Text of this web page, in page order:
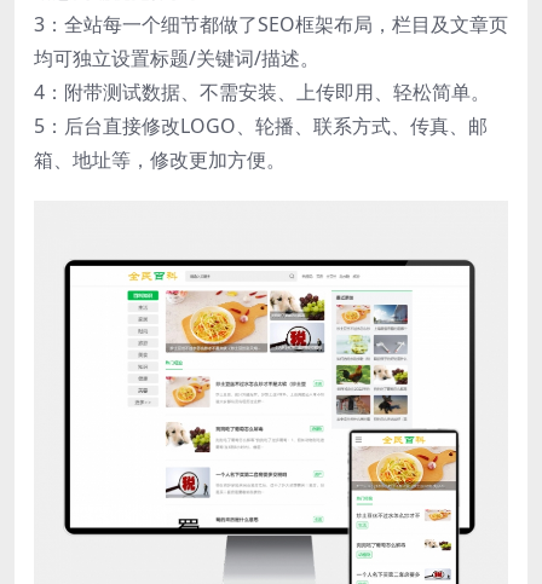
3：全站每一个细节都做了SEO框架布局，栏目及文章页
均可独立设置标题/关键词/描述。
4：附带测试数据、不需安装、上传即用、轻松简单。
5：后台直接修改LOGO、轮播、联系方式、传真、邮
箱、地址等，修改更加方便。